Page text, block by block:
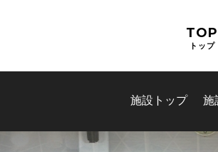
TOP
トップ
施設トップ 施